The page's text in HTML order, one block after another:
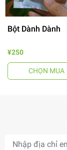
Bột Dành Dành
¥250
CHỌN MUA